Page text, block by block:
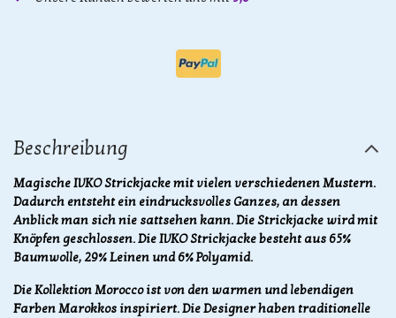
Beschreibung
Magische IVKO Strickjacke mit vielen verschiedenen Mustern.
Dadurch entsteht ein eindrucksvolles Ganzes, an dessen
Anblick man sich nie sattsehen kann. Die Strickjacke wird mit
Knöpfen geschlossen. Die IVKO Strickjacke besteht aus 65%
Baumwolle, 29% Leinen und 6% Polyamid.
Die Kollektion Morocco ist von den warmen und lebendigen
Farben Marokkos inspiriert. Die Designer haben traditionelle